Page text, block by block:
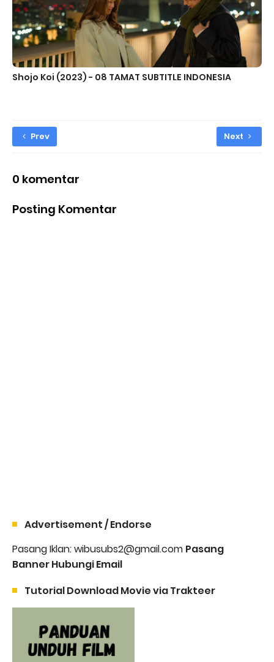
Shojo Koi (2023) - 08 TAMAT SUBTITLE INDONESIA
Prev Next
0 komentar
Posting Komentar
Advertisement / Endorse
Pasang Iklan: wibusubs2@gmail.com Pasang
Banner Hubungi Email
Tutorial Download Movie via Trakteer